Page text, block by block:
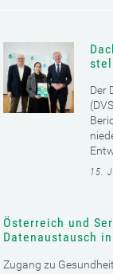
Der
15.
Österreich und
Datenaustausch
Zugang zu